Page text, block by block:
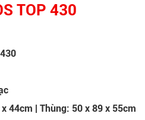
TOP 430
44cm | Thùng: 50 x 89 x 55cm